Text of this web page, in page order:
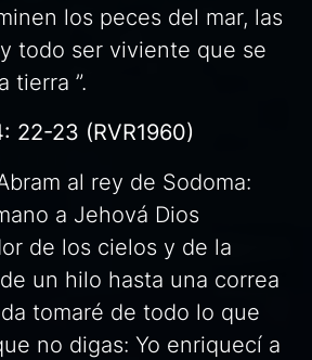
los peces del mar, las
todo ser viviente que se
tierra ”.
22-23 (RVR1960)
al rey de Sodoma:
a Jehová Dios
de los cielos y de la
un hilo hasta una correa
tomaré de todo lo que
no digas: Yo enriquecí a